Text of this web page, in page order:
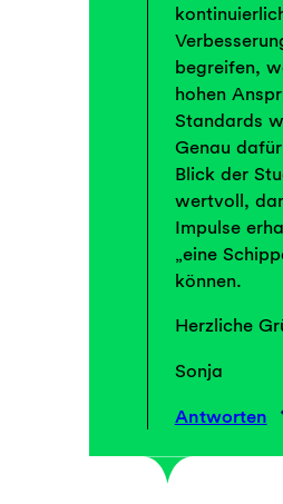
begreifen,
hohen
Standards
Genau
Blick der
wertvoll,
Impulse
„eine
können.
Herzliche
Sonja
Antworten